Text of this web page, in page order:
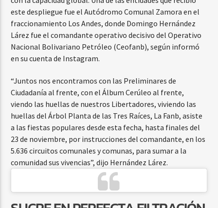
Beone Radio
este despliegue fue el Autódromo Comunal Zamora en el
fraccionamiento Los Andes, donde Domingo Hernández
Lárez fue el comandante operativo decisivo del Operativo
Nacional Bolivariano Petróleo (Ceofanb), según informó
en su cuenta de Instagram.
“Juntos nos encontramos con las Preliminares de
Ciudadanía al frente, con el Álbum Cerúleo al frente,
viendo las huellas de nuestros Libertadores, viviendo las
huellas del Árbol Planta de las Tres Raíces, La Fanb, asiste
a las fiestas populares desde esta fecha, hasta finales del
23 de noviembre, por instrucciones del comandante, en los
5.636 circuitos comunales y comunas, para sumar a la
comunidad sus vivencias”, dijo Hernández Lárez.